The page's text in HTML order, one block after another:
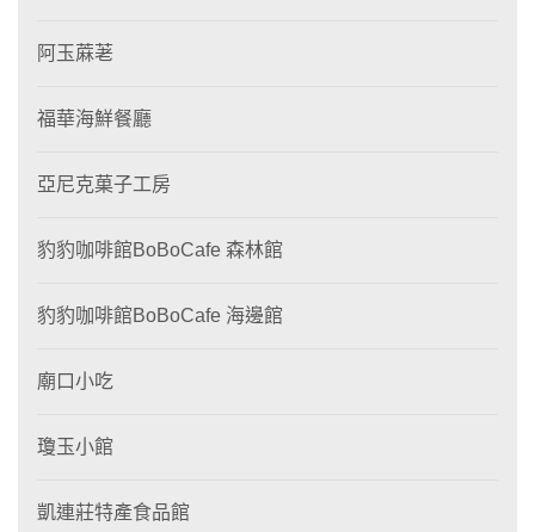
阿玉蔴荖
福華海鮮餐廳
亞尼克菓子工房
豹豹咖啡館BoBoCafe 森林館
豹豹咖啡館BoBoCafe 海邊館
廟口小吃
瓊玉小館
凱連莊特產食品館